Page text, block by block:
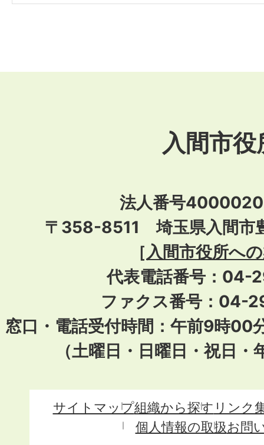
入間市役
法人番号
〒358-8511 埼玉県入間市
［ 入間市役所へ
代表電話番号：04-
ファクス番号：04-
窓口・電話受付時間：午前9時00
（土曜日・日曜日・祝日
サイトマップ組織から探す リンク
個人情報の取扱お問